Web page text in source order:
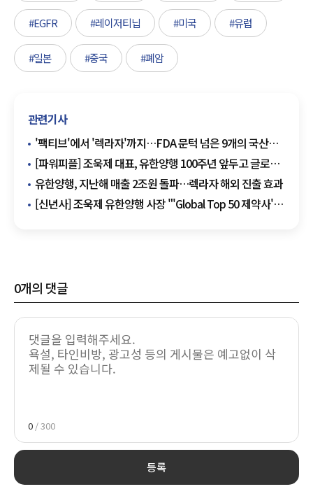
#EGFR #레이저티닙 #미국 #유럽
#일본 #중국 #폐암
관련기사
'팩티브'에서 '렉라자'까지…FDA 문턱 넘은 9개의 국산
신약
[파워피플] 조욱제 대표, 유한양행 100주년 앞두고 글로벌
50대 제약사 도약 이끈다
유한양행, 지난해 매출 2조원 돌파…렉라자 해외 진출 효과
[신년사] 조욱제 유한양행 사장 "'Global Top 50 제약사'
0개의 댓글
0 / 300
등록